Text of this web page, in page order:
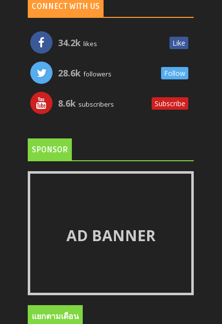
CONNECT WITH US
34.2k likes Like
28.6k followers Follow
8.6k subscribers Subscribe
SPONSOR
AD BANNER
แยกตามเดือน